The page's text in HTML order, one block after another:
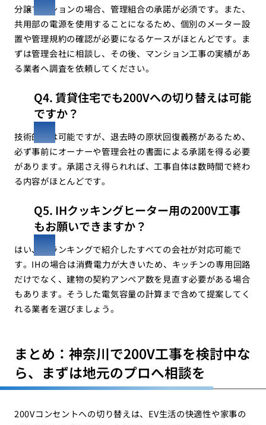
分譲マンションの場合、管理組合の承諾が必須です。また、
共用部の電源を使用することになるため、個別のメーター設
置や管理規約の確認が必要になるケースがほとんどです。ま
ずは管理会社に相談し、その後、マンション工事の実績があ
る業者へ調査を依頼してください。
Q4. 賃貸住宅でも200Vへの切り替えは可能
ですか？
技術的には可能ですが、退去時の原状回復義務があるため、
必ず事前にオーナーや管理会社の書面による承諾を得る必要
があります。承諾さえ得られれば、工事自体は数時間で終わ
る内容がほとんどです。
Q5. IHクッキングヒーター用の200V工事
もお願いできますか？
はい、本ランキングで紹介したすべての会社が対応可能で
す。IHの場合は消費電力が大きいため、キッチンの専用回路
だけでなく、建物の契約アンペア数を見直す必要がある場合
もあります。そうした電気容量の計算まで含めて提案してく
れる業者を選びましょう。
まとめ：神奈川で200V工事を検討中な
ら、まずは地元のプロへ相談を
200Vコンセントへの切り替えは、EV生活の快適性や家事の